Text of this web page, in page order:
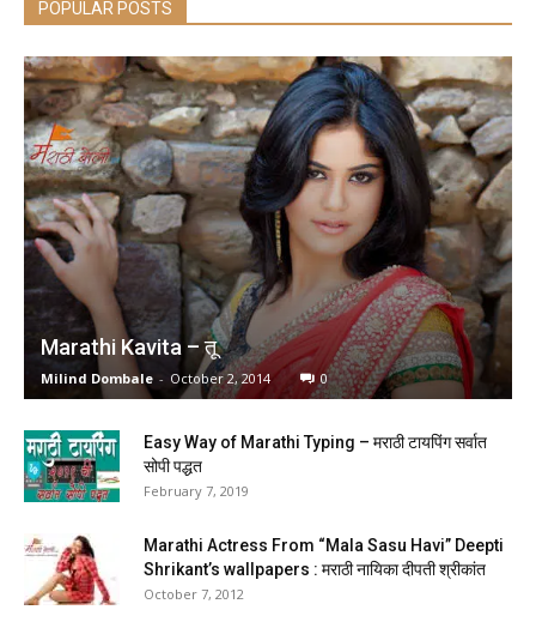
POPULAR POSTS
Marathi Kavita – तू
Milind Dombale - October 2, 2014 0
Easy Way of Marathi Typing – मराठी टायपिंग सर्वात
सोपी पद्धत
February 7, 2019
Marathi Actress From “Mala Sasu Havi” Deepti
Shrikant’s wallpapers : मराठी नायिका दीपती श्रीकांत
October 7, 2012